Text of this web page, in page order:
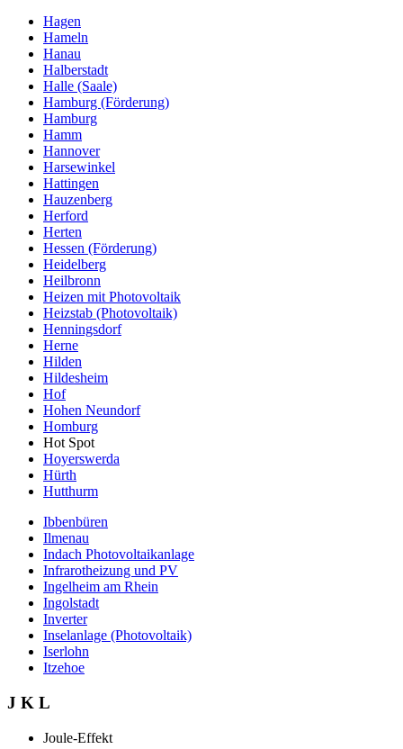
Hagen
Hameln
Hanau
Halberstadt
Halle (Saale)
Hamburg (Förderung)
Hamburg
Hamm
Hannover
Harsewinkel
Hattingen
Hauzenberg
Herford
Herten
Hessen (Förderung)
Heidelberg
Heilbronn
Heizen mit Photovoltaik
Heizstab (Photovoltaik)
Henningsdorf
Herne
Hilden
Hildesheim
Hof
Hohen Neundorf
Homburg
Hot Spot
Hoyerswerda
Hürth
Hutthurm
Ibbenbüren
Ilmenau
Indach Photovoltaikanlage
Infrarotheizung und PV
Ingelheim am Rhein
Ingolstadt
Inverter
Inselanlage (Photovoltaik)
Iserlohn
Itzehoe
J K L
Joule-Effekt